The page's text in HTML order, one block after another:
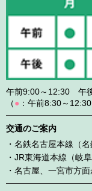
午前9:00～12:30 午
（● ：午前8:30～
交通のご案内
・名鉄名古屋本線（
・JR東海道本線（岐
・名古屋、一宮市方